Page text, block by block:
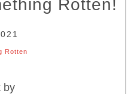
Rotten!
Rotten
by